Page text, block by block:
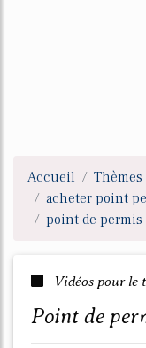
Accueil
Thèmes
acheter point
point de permis
Vidéos pour le
point de